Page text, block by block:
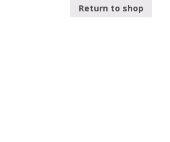
Return to shop